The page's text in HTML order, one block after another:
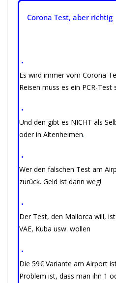
Corona Test, aber richtig
•
Es wird immer vom Corona
Reisen muss es ein PCR-Test
•
Und den gibt es NICHT als
oder in Altenheimen.
•
Wer den falschen Test am
zurück. Geld ist dann weg!
•
Der Test, den Mallorca will,
VAE, Kuba usw. wollen
•
Die 59€ Variante am Airport
Problem ist, dass man ihn 1